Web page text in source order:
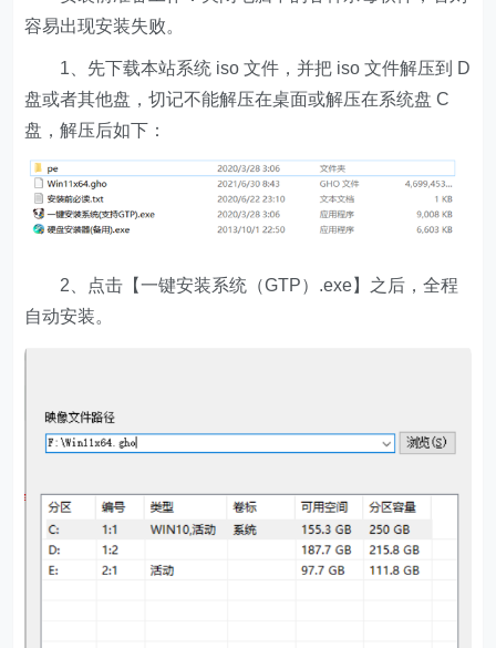
容易出现安装失败。
1、先下载本站系统 iso 文件，并把 iso 文件解压到 D
盘或者其他盘，切记不能解压在桌面或解压在系统盘 C
盘，解压后如下：
2、点击【一键安装系统（GTP）.exe】之后，全程
自动安装。